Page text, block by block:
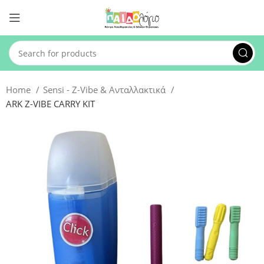
Home
Sensi - Z-Vibe & Ανταλλακτικά
ARK Z-VIBE CARRY KIT